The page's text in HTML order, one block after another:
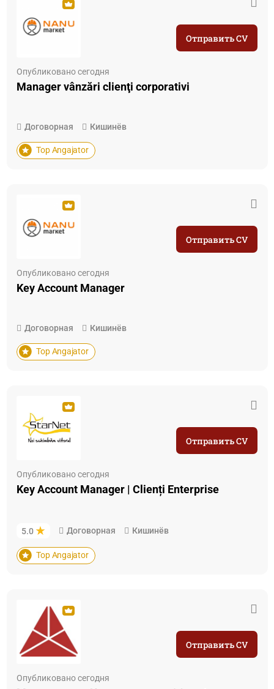
Опубликовано сегодня
Manager vânzări clienţi corporativi
Договорная Кишинёв
Top Angajator
Отправить CV
Опубликовано сегодня
Key Account Manager
Договорная Кишинёв
Top Angajator
Отправить CV
Опубликовано сегодня
Key Account Manager | Clienți Enterprise
5.0 Договорная Кишинёв
Top Angajator
Отправить CV
Опубликовано сегодня
Отправить CV